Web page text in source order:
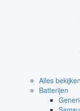
Alles
Batterijen